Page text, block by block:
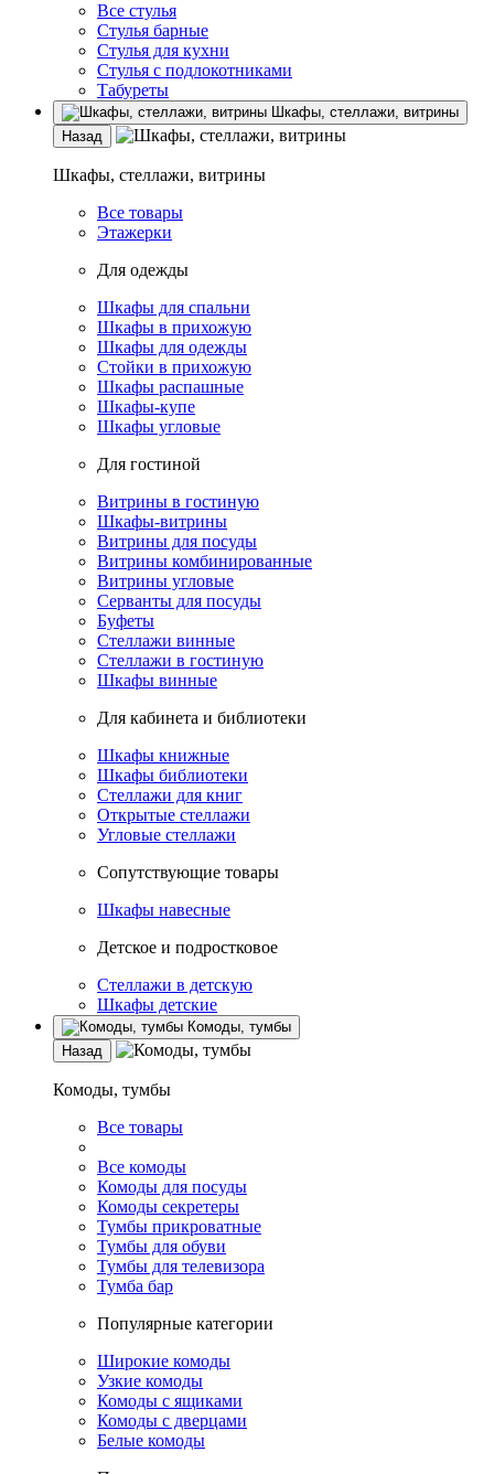
Все стулья
Стулья барные
Стулья для кухни
Стулья с подлокотниками
Табуреты
Шкафы, стеллажи, витрины
Назад
Шкафы, стеллажи, витрины
Все товары
Этажерки
Для одежды
Шкафы для спальни
Шкафы в прихожую
Шкафы для одежды
Стойки в прихожую
Шкафы распашные
Шкафы-купе
Шкафы угловые
Для гостиной
Витрины в гостиную
Шкафы-витрины
Витрины для посуды
Витрины комбинированные
Витрины угловые
Серванты для посуды
Буфеты
Стеллажи винные
Стеллажи в гостиную
Шкафы винные
Для кабинета и библиотеки
Шкафы книжные
Шкафы библиотеки
Стеллажи для книг
Открытые стеллажи
Угловые стеллажи
Сопутствующие товары
Шкафы навесные
Детское и подростковое
Стеллажи в детскую
Шкафы детские
Комоды, тумбы
Назад
Комоды, тумбы
Все товары
Все комоды
Комоды для посуды
Комоды секретеры
Тумбы прикроватные
Тумбы для обуви
Тумбы для телевизора
Тумба бар
Популярные категории
Широкие комоды
Узкие комоды
Комоды с ящиками
Комоды с дверцами
Белые комоды